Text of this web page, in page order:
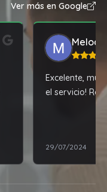
Ver más en Google
Melody
Excelente,
el servicio!
29/07/2024